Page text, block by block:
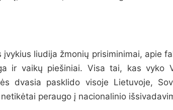
įvykius liudija žmonių prisiminimai, apie
ir vaikų piešiniai. Visa tai, kas vyko
dvasia pasklido visoje Lietuvoje,
peraugo į nacionalinio